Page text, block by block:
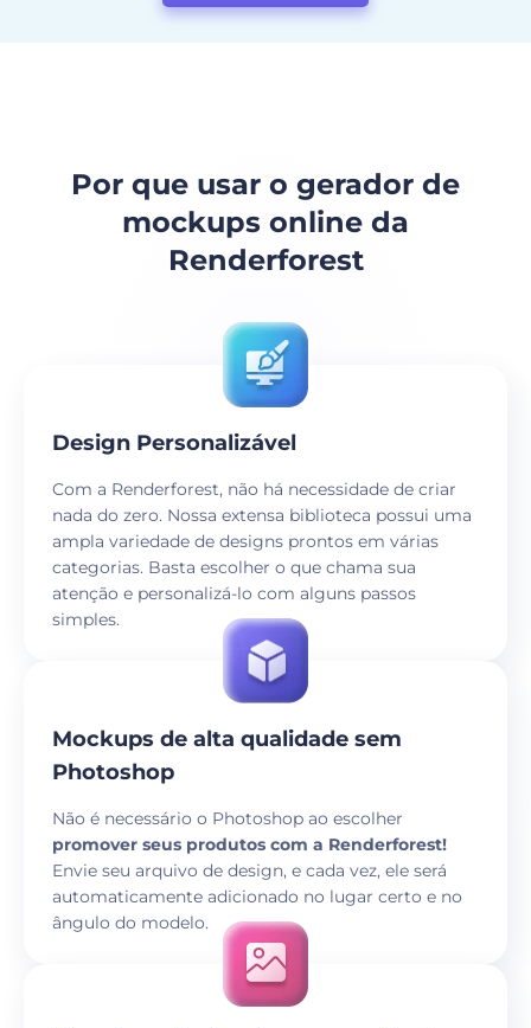
Por que usar o gerador de
mockups online da
Renderforest
Design Personalizável
Com a Renderforest, não há necessidade de criar
nada do zero. Nossa extensa biblioteca possui uma
ampla variedade de designs prontos em várias
categorias. Basta escolher o que chama sua
atenção e personalizá-lo com alguns passos
simples.
Mockups de alta qualidade sem
Photoshop
Não é necessário o Photoshop ao escolher
promover seus produtos com a Renderforest!
Envie seu arquivo de design, e cada vez, ele será
automaticamente adicionado no lugar certo e no
ângulo do modelo.